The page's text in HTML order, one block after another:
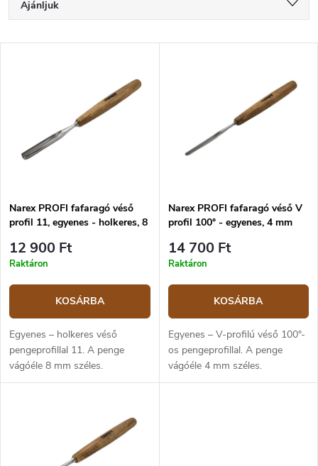
m
z
é
s
e
Ajánljuk
Legnépszerűbb termékek
s
t
á
j
Narex PROFI fafaragó véső
profil 11, egyenes - holkeres, 8
12 900 Ft
Raktáron
KOSÁRBA
Egyenes – holkeres véső
pengeprofillal 11. A penge
vágóéle 8 mm széles.
Narex PROFI fafaragó véső V
profil 100° - egyenes, 4 mm
14 700 Ft
Raktáron
KOSÁRBA
Egyenes – V-profilú véső 100°-
os pengeprofillal. A penge
vágóéle 4 mm széles.